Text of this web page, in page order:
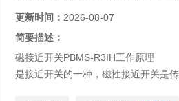
更新时间： 2026-08-07
简要描述：
磁接近开关PBMS-R3IH工作原理
是接近开关的一种，磁性接近开关是